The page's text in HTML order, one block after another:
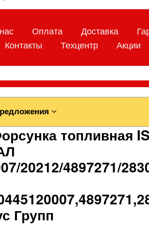
Оплата Доставка
Контакты Техцентр Акции
топливная
20212/4897271/
Групп